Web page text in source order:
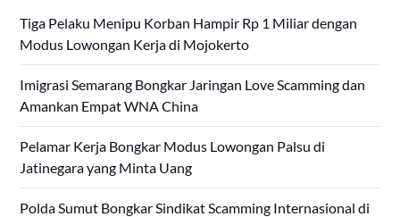
Tiga Pelaku Menipu Korban Hampir Rp 1 Miliar dengan
Modus Lowongan Kerja di Mojokerto
Imigrasi Semarang Bongkar Jaringan Love Scamming dan
Amankan Empat WNA China
Pelamar Kerja Bongkar Modus Lowongan Palsu di
Jatinegara yang Minta Uang
Polda Sumut Bongkar Sindikat Scamming Internasional di